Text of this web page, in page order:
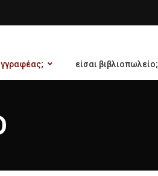
είσαι βιβλιοπωλείο;